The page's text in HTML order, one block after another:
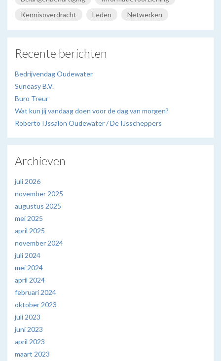
Kennisoverdracht
Leden Netwerken
Recente berichten
Bedrijvendag Oudewater
Suneasy B.V.
Buro Treur
Wat kun jij vandaag doen voor de dag van morgen?
Roberto IJssalon Oudewater / De IJsscheppers
Archieven
juli 2026
november 2025
augustus 2025
mei 2025
april 2025
november 2024
juli 2024
mei 2024
april 2024
februari 2024
oktober 2023
juli 2023
juni 2023
april 2023
maart 2023